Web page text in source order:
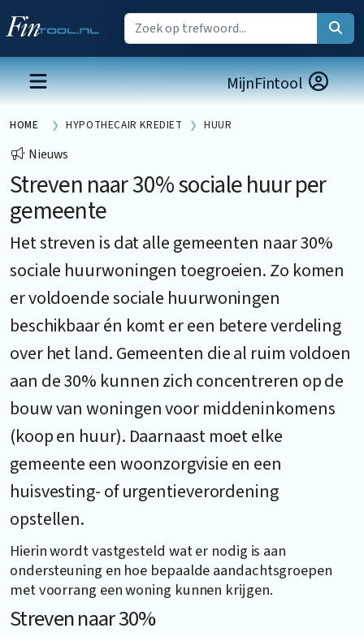
MijnFintool
HOME HYPOTHECAIR KREDIET HUUR
Nieuws
Streven naar 30% sociale huur per
gemeente
Het streven is dat alle gemeenten naar 30%
sociale huurwoningen toegroeien. Zo komen
er voldoende sociale huurwoningen
beschikbaar én komt er een betere verdeling
over het land. Gemeenten die al ruim voldoen
aan de 30% kunnen zich concentreren op de
bouw van woningen voor middeninkomens
(koop en huur). Daarnaast moet elke
gemeente een woonzorgvisie en een
huisvesting- of urgentieverordening
opstellen.
Hierin wordt vastgesteld wat er nodig is aan
ondersteuning en hoe bepaalde aandachtsgroepen
met voorrang een woning kunnen krijgen.
Streven naar 30%